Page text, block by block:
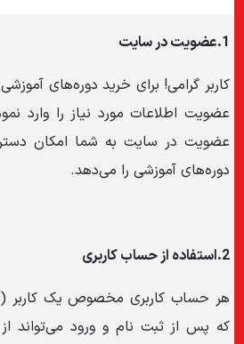
کاربر گرامی! برای خرید دوره‌های
عضویت اطلاعات مورد نیاز را وارد
عضویت در سایت به شما امکان
دوره‌های آموزشی را می‌دهد.
هر حساب کاربری مخصوص یک کاربر
که پس از ثبت نام و ورود می‌تواند